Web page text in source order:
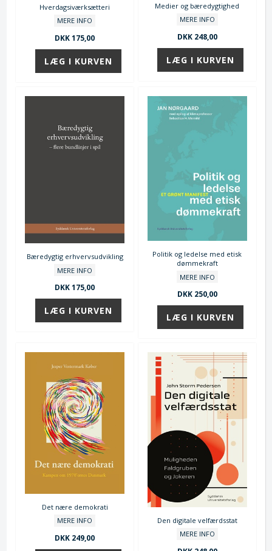
Hverdagsiværksætteri
MERE INFO
DKK 175,00
Medier og bæredygtighed
MERE INFO
DKK 248,00
Bæredygtig erhvervsudvikling
MERE INFO
DKK 175,00
Politik og ledelse med etisk
dømmekraft
MERE INFO
DKK 250,00
Det nære demokrati
MERE INFO
DKK 249,00
Den digitale velfærdsstat
MERE INFO